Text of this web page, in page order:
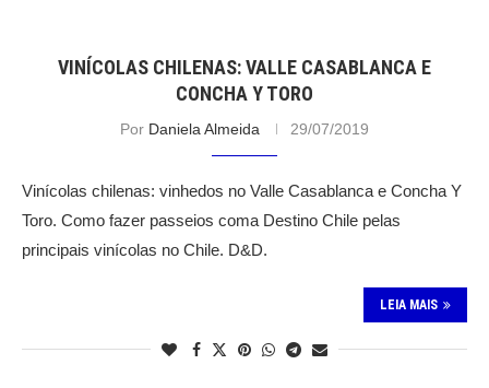
VINÍCOLAS CHILENAS: VALLE CASABLANCA E
CONCHA Y TORO
Por Daniela Almeida 29/07/2019
Vinícolas chilenas: vinhedos no Valle Casablanca e Concha Y
Toro. Como fazer passeios coma Destino Chile pelas
principais vinícolas no Chile. D&D.
LEIA MAIS